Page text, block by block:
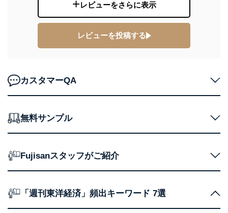
東京都渋谷区南平台町16-11
株式会社富士山マガジンサービス
代表取締役会長 西野 伸一郎
個人情報保護管理者: 経営管理グループディレクター 前
田 嘉也
当社が取り扱う開示対象個人情報の利用目的は次のとお
1
当社の定期購読サ
ービス等をご利用
の方の個人情報
のため
応じた新商品・サービスに関する
レビューをさらに表示
レビューを投稿する
カスタマーQA
無料サンプル
Fujisanスタッフがご紹介
「週刊東洋経済」頻出キーワード 7選